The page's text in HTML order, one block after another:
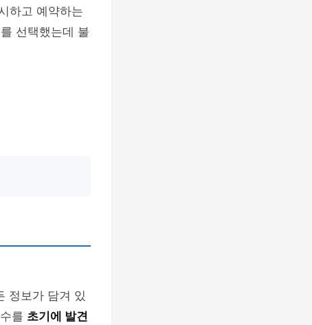
하고 예약하는
선택했는데 불
정보가 담겨 있
를 초기에 발견